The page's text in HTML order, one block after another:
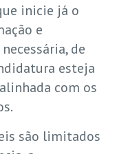
inicie já o
e
de
esteja
com os
são limitados